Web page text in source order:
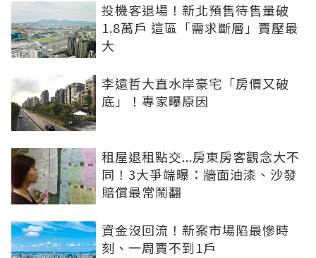
投機客退場！新北預售待售量破
1.8萬戶 這區「需求斷層」賣壓最
大
李遠哲大直水岸豪宅「房價又破
底」！專家曝原因
租屋退租點交...房東房客觀念大不
同！3大爭端曝：牆面油漆、沙發
賠償最常鬧翻
資金沒回流！新案市場陷最慘時
刻、一周賣不到1戶